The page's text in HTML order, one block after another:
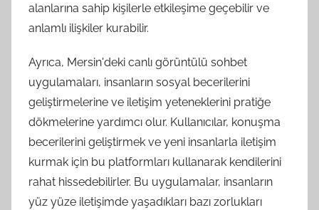
alanlarına sahip kişilerle etkileşime geçebilir ve
anlamlı ilişkiler kurabilir.
Ayrıca, Mersin'deki canlı görüntülü sohbet
uygulamaları, insanların sosyal becerilerini
geliştirmelerine ve iletişim yeteneklerini pratiğe
dökmelerine yardımcı olur. Kullanıcılar, konuşma
becerilerini geliştirmek ve yeni insanlarla iletişim
kurmak için bu platformları kullanarak kendilerini
rahat hissedebilirler. Bu uygulamalar, insanların
yüz yüze iletişimde yaşadıkları bazı zorlukları